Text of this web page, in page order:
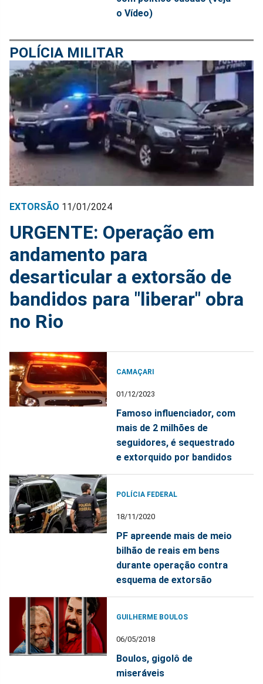
o Vídeo)
POLÍCIA MILITAR
EXTORSÃO 11/01/2024
URGENTE: Operação em
andamento para
desarticular a extorsão de
bandidos para "liberar" obra
no Rio
CAMAÇARI
01/12/2023
Famoso influenciador, com
mais de 2 milhões de
seguidores, é sequestrado
e extorquido por bandidos
POLÍCIA FEDERAL
18/11/2020
PF apreende mais de meio
bilhão de reais em bens
durante operação contra
esquema de extorsão
GUILHERME BOULOS
06/05/2018
Boulos, gigolô de
miseráveis